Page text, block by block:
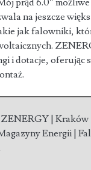
prąd6.0″
na jeszcze
jak falowniki,
i dotacje, oferując
ZENERGY | Kraków
Energii |